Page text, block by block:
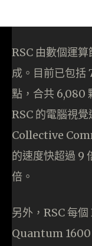
RSC 由數個運
成。目前已包
點，合共 6,080
RSC 的電腦視
Collective
的速度快超過 9
倍。
另外，RSC 每
Quantum